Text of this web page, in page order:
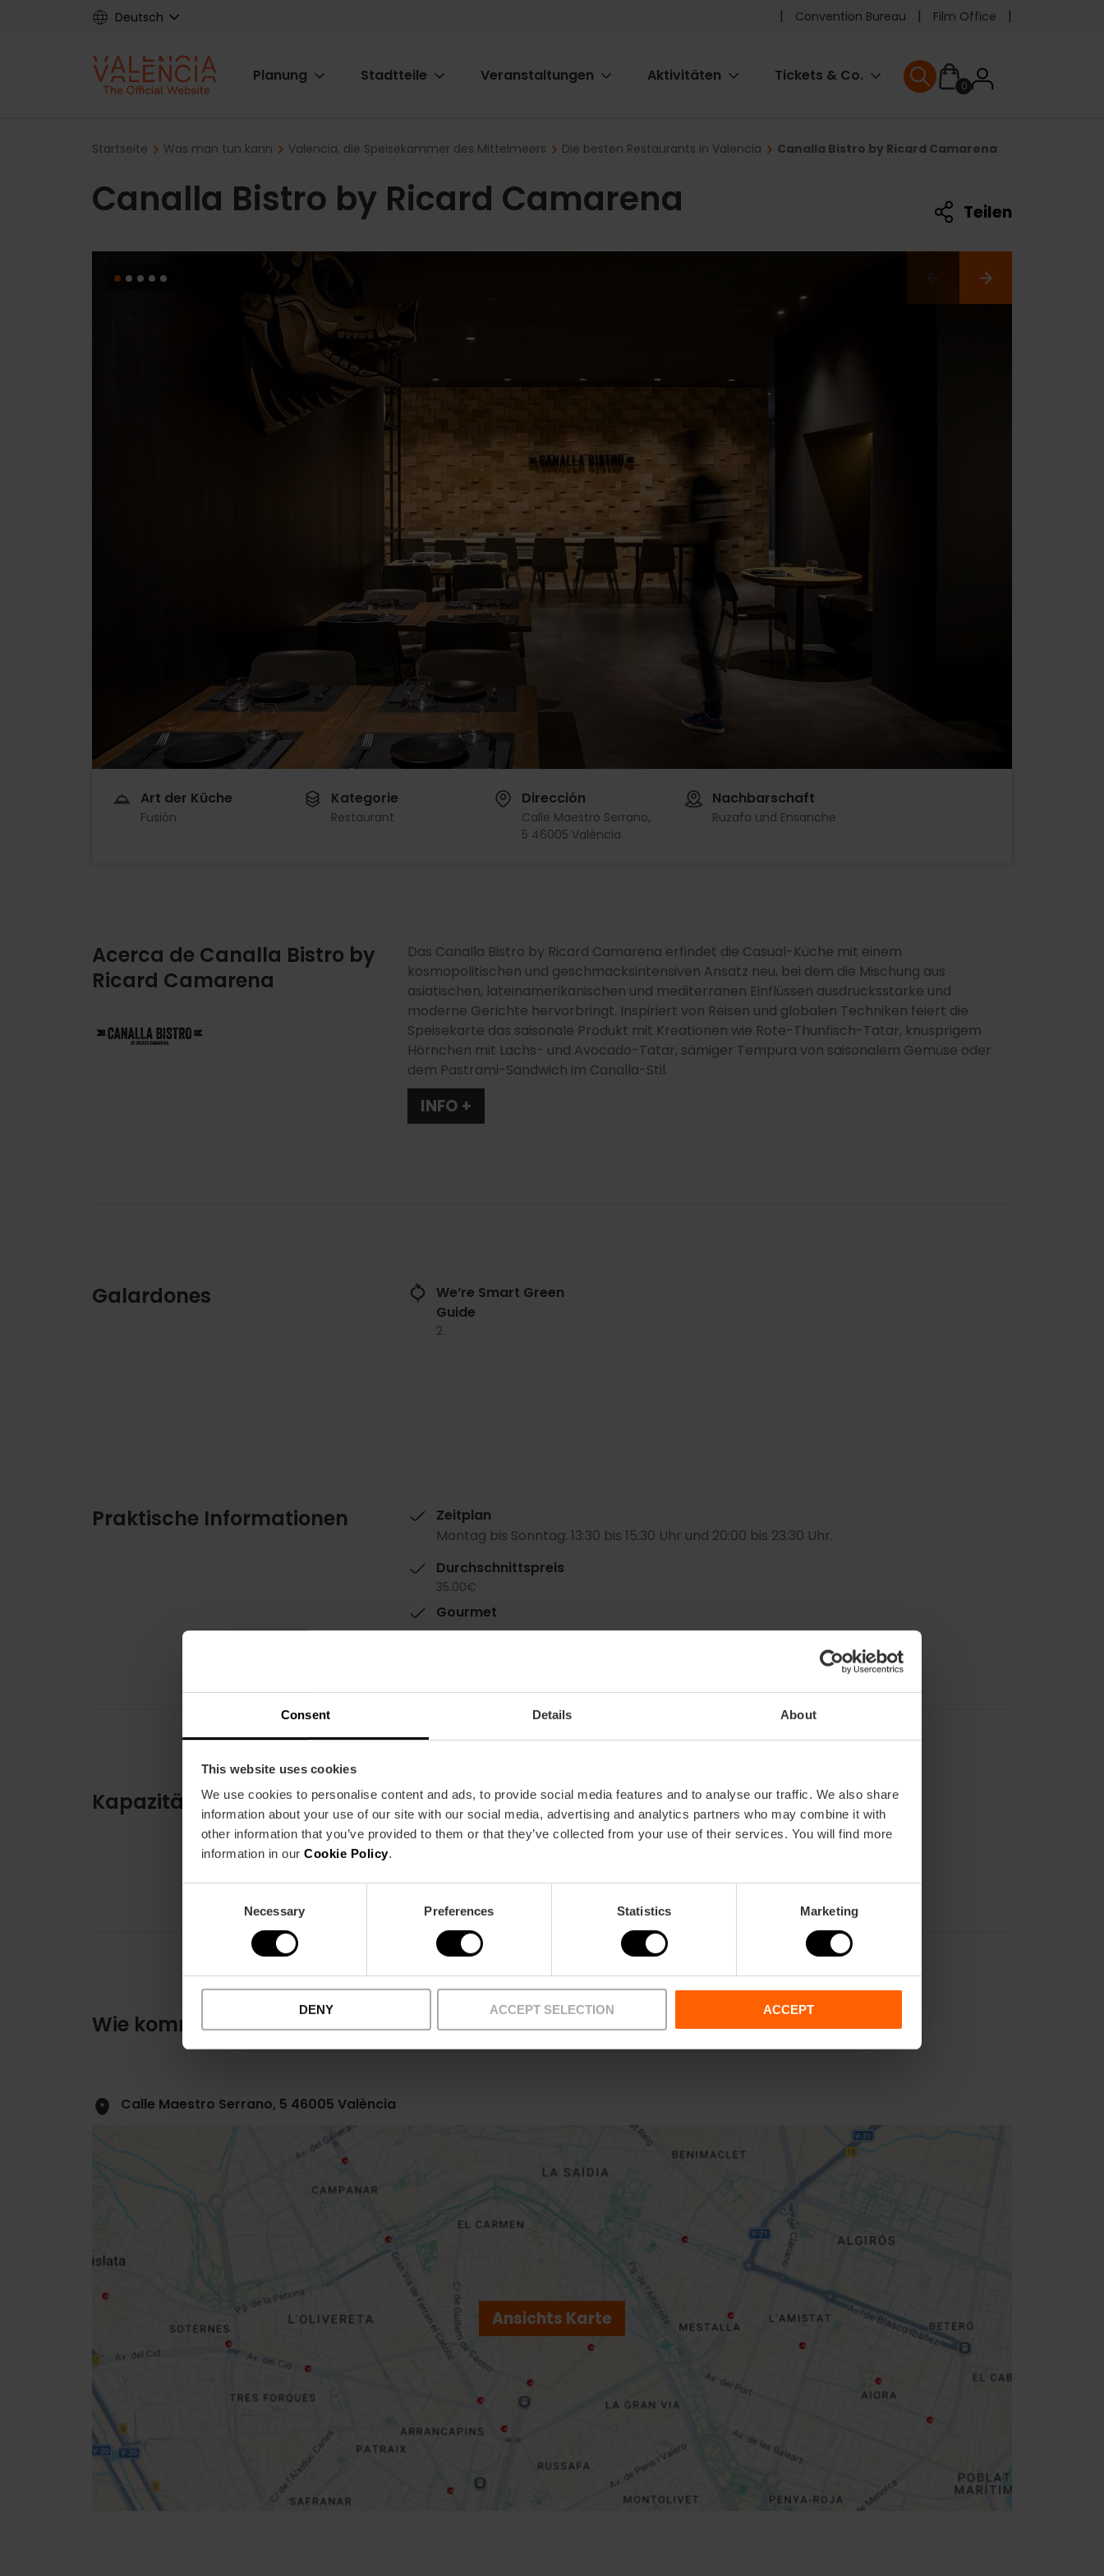
Consent Details About
This website uses cookies
We use cookies to personalise content and ads, to provide social media features and to analyse our traffic. We also share
information about your use of our site with our social media, advertising and analytics partners who may combine it with
other information that you’ve provided to them or that they’ve collected from your use of their services. You will find more
information in our Cookie Policy.
Necessary Preferences Statistics Marketing
DENY ACCEPT SELECTION ACCEPT
Deutsch
Pre
header
Convention Bureau Film Office
Main
Planung Stadtteile Veranstaltungen Aktivitäten Tickets & Co.
0User
menu
User menu
Breadcrumb
Startseite Was man tun kann Valencia, die Speisekammer des Mittelmeers Die besten Restaurants in Valencia Canalla Bistro by Ricard Camarena
Canalla Bistro by Ricard Camarena Teilen
Art der Küche
Fusión
Kategorie
Restaurant
Dirección
Calle Maestro Serrano,
5 46005 València
Nachbarschaft
Ruzafa und Ensanche
Acerca de Canalla Bistro by
Ricard Camarena
Das Canalla Bistro by Ricard Camarena erfindet die Casual-Küche mit einem
kosmopolitischen und geschmacksintensiven Ansatz neu, bei dem die Mischung aus
asiatischen, lateinamerikanischen und mediterranen Einflüssen ausdrucksstarke und
moderne Gerichte hervorbringt. Inspiriert von Reisen und globalen Techniken feiert die
Speisekarte das saisonale Produkt mit Kreationen wie Rote-Thunfisch-Tatar, knusprigem
Hörnchen mit Lachs- und Avocado-Tatar, sämiger Tempura von saisonalem Gemüse oder
dem Pastrami-Sandwich im Canalla-Stil.
INFO +
Galardones
We’re Smart Green
Guide
2
Praktische Informationen
Zeitplan
Montag bis Sonntag: 13:30 bis 15:30 Uhr und 20:00 bis 23:30 Uhr.
Durchschnittspreis
35.00€
Gourmet
Kapazität
Restaurantkapazitä
t
170
Wie komme ich an?
Calle Maestro Serrano, 5 46005 València
Ansichts Karte
Richtungen
sidebar